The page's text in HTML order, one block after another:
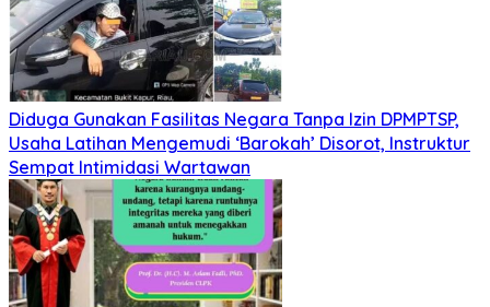
Diduga Gunakan Fasilitas Negara Tanpa Izin DPMPTSP,
Usaha Latihan Mengemudi ‘Barokah’ Disorot, Instruktur
Sempat Intimidasi Wartawan